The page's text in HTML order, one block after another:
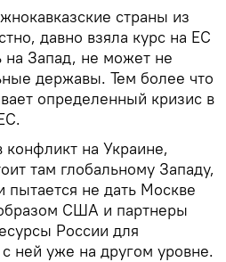
страны из
давно взяла курс на ЕС
Запад, не может не
державы. Тем более что
определенный кризис в
конфликт на Украине,
там глобальному Западу,
не дать Москве
США и партнеры
России для
ней уже на другом уровне.